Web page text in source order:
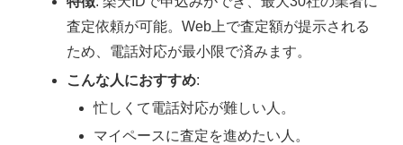
査定依頼が可能。Web上で査定額が提示される
ため、電話対応が最小限で済みます。
こんな人におすすめ:
忙しくて電話対応が難しい人。
マイペースに査定を進めたい人。